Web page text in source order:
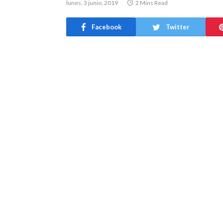
lunes, 3 junio, 2019 2 Mins Read
Facebook Twitter